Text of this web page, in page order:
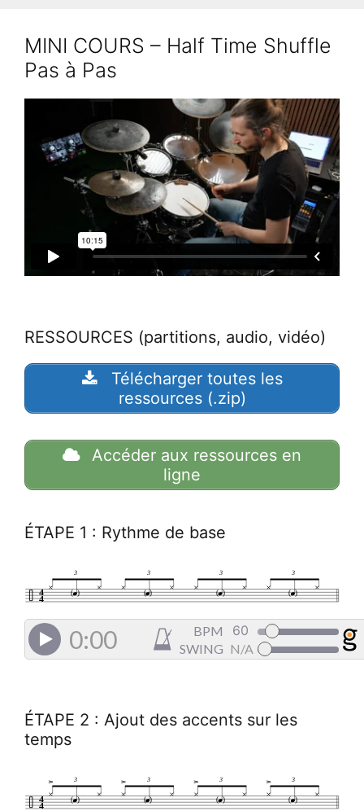
contenuMINI COURS – Half Time Shuffle
Pas à Pas
RESSOURCES (partitions, audio, vidéo)
Télécharger toutes les
ressources (.zip)
Accéder aux ressources en
ligne
ÉTAPE 1 : Rythme de base
3 3 3 3
4
4
( ) ( ) ( ) ( )
0:00
BPM
SWING N/A
ÉTAPE 2 : Ajout des accents sur les
temps
3 3 3 3
4
4
( ) ( ) ( ) ( )